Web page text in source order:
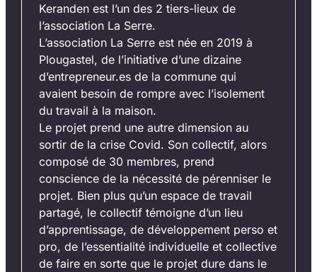
Keranden est l’un des 2 tiers-lieux de
l’association La Serre.
L’association La Serre est née en 2019 à
Plougastel, de l’initiative d’une dizaine
d’entrepreneur.es de la commune qui
avaient besoin de rompre avec l’isolement
du travail à la maison.
Le projet prend une autre dimension au
sortir de la crise Covid. Son collectif, alors
composé de 30 membres, prend
conscience de la nécessité de pérenniser le
projet. Bien plus qu’un espace de travail
partagé, le collectif témoigne d’un lieu
d’apprentissage, de développement perso et
pro, de l’essentialité individuelle et collective
de faire en sorte que le projet dure dans le